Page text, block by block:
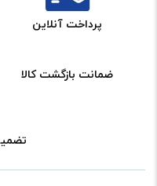
پرداخت آنلاین
ضمانت بازگشت کالا